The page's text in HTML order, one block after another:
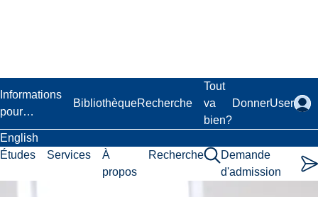
Informations
pour…
BibliothèqueRecherche
Tout
va
bien?
DonnerUser
English
Études
Services
À
propos
Recherche
Demande
d'admission